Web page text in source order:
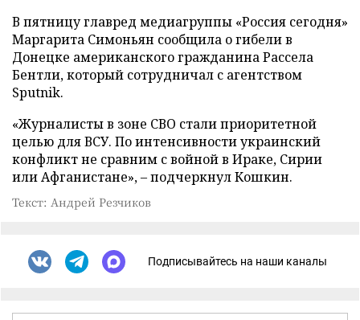
В пятницу главред медиагруппы «Россия сегодня»
Маргарита Симоньян сообщила о гибели в
Донецке американского гражданина Рассела
Бентли, который сотрудничал с агентством
Sputnik.
«Журналисты в зоне СВО стали приоритетной
целью для ВСУ. По интенсивности украинский
конфликт не сравним с войной в Ираке, Сирии
или Афганистане», – подчеркнул Кошкин.
Текст: Андрей Резчиков
Подписывайтесь на наши каналы